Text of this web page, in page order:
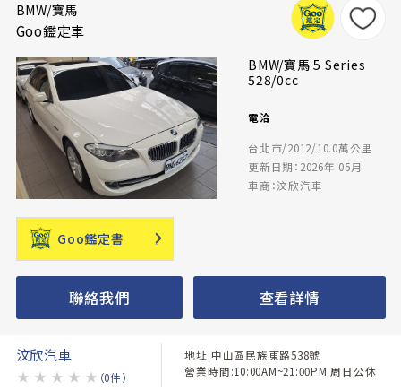
BMW/寶馬
Goo鑑定車
BMW/寶馬 5 Series
528/0cc
電洽
台北市/2012/10.0萬公里
更新日期：2026年 05月
車商：汶欣汽車
Goo鑑定書
聯絡我們 查看詳情
汶欣汽車
★ ★ ★ ★ ★ （0件）
地址:中山區民族東路538號
營業時間:10:00AM~21:00PM 周日公休